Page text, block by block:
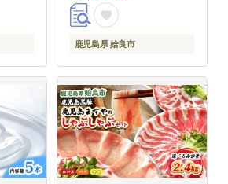
鹿児島県 姶良市